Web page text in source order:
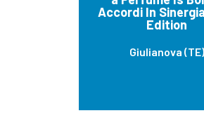
Accordi In
Edition
Giulianova (TE)